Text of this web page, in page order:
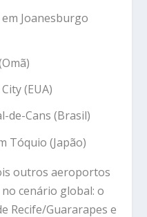
Joanesburgo
(EUA)
de-Cans (Brasil)
Tóquio (Japão)
outros aeroportos
cenário global: o
Recife/Guararapes e